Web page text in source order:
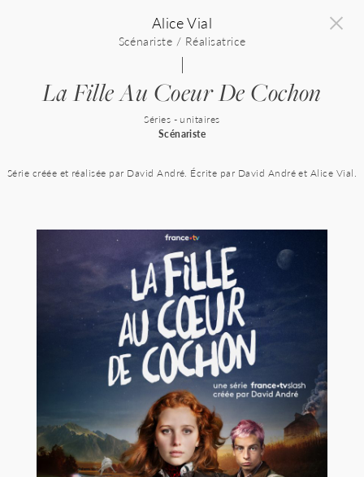
Alice Vial
Scénariste / Réalisatrice
La Fille Au Coeur De Cochon
Séries - unitaires
Scénariste
Série créée et réalisée par David André. Écrite par David André et Alice Vial.